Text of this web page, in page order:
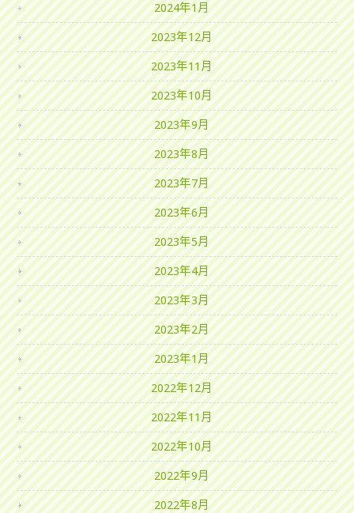
2024年1月
2023年12月
2023年11月
2023年10月
2023年9月
2023年8月
2023年7月
2023年6月
2023年5月
2023年4月
2023年3月
2023年2月
2023年1月
2022年12月
2022年11月
2022年10月
2022年9月
2022年8月